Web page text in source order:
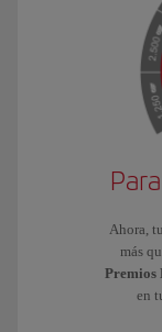
Ahora,
más
Premios
en